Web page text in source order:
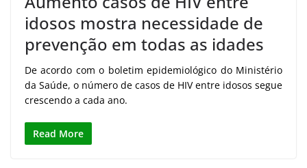
idosos mostra necessidade de
prevenção em todas as idades
De acordo com o boletim epidemiológico do Ministério
da Saúde, o número de casos de HIV entre idosos segue
crescendo a cada ano.
Read More